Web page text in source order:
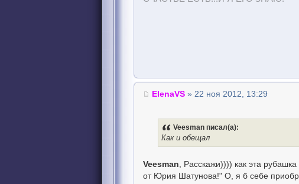
ElenaVS » 22 ноя 2012, 13:29
Veesman писал(а):
Как и обещал
Veesman, Расскажи)))) как эта
от Юрия Шатунова!" О, я б себе